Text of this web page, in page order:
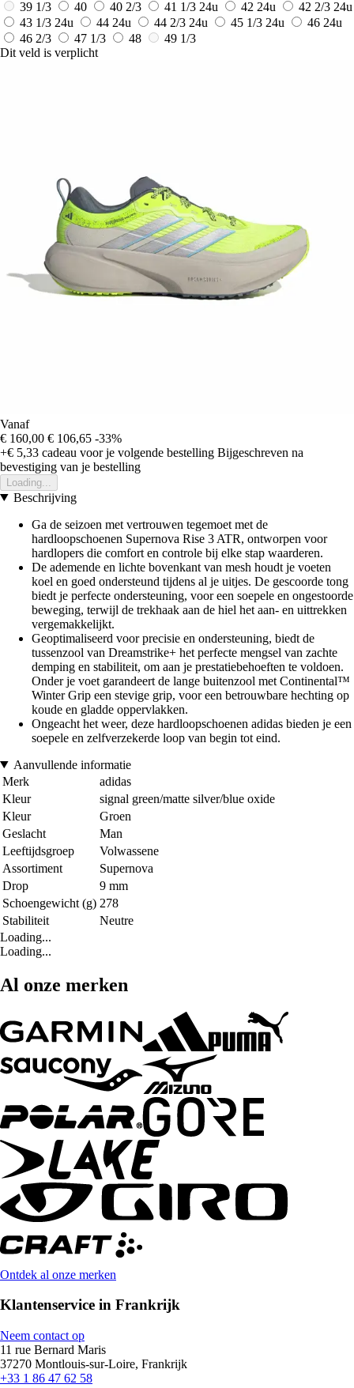
39 1/3 40 40 2/3 41 1/3 24u 42 24u 42 2/3 24u
43 1/3 24u 44 24u 44 2/3 24u 45 1/3 24u 46 24u
46 2/3
47 1/3 48
49 1/3
Dit veld is verplicht
Vanaf
€ 160,00 € 106,65 -33%
+€ 5,33 cadeau voor je volgende bestelling Bijgeschreven na
bevestiging van je bestelling
Loading...
Beschrijving
Ga de seizoen met vertrouwen tegemoet met de
hardloopschoenen Supernova Rise 3 ATR, ontworpen voor
hardlopers die comfort en controle bij elke stap waarderen.
De ademende en lichte bovenkant van mesh houdt je voeten
koel en goed ondersteund tijdens al je uitjes. De gescoorde tong
biedt je perfecte ondersteuning, voor een soepele en ongestoorde
beweging, terwijl de trekhaak aan de hiel het aan- en uittrekken
vergemakkelijkt.
Geoptimaliseerd voor precisie en ondersteuning, biedt de
tussenzool van Dreamstrike+ het perfecte mengsel van zachte
demping en stabiliteit, om aan je prestatiebehoeften te voldoen.
Onder je voet garandeert de lange buitenzool met Continental™
Winter Grip een stevige grip, voor een betrouwbare hechting op
koude en gladde oppervlakken.
Ongeacht het weer, deze hardloopschoenen adidas bieden je een
soepele en zelfverzekerde loop van begin tot eind.
Aanvullende informatie
Merk
adidas
Kleur
signal green/matte silver/blue oxide
Kleur
Groen
Geslacht
Man
Leeftijdsgroep
Volwassene
Assortiment
Supernova
Drop
9 mm
Schoengewicht (g) 278
Stabiliteit
Neutre
Loading...
Loading...
Al onze merken
Ontdek al onze merken
Klantenservice in Frankrijk
Neem contact op
11 rue Bernard Maris
37270 Montlouis-sur-Loire, Frankrijk
+33 1 86 47 62 58